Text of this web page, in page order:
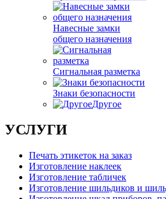
Навесные замки
общего назначения
Сигнальная разметка
Знаки безопасности
Другое
УСЛУГИ
Печать этикеток на заказ
Изготовление наклеек
Изготовление табличек
Изготовление шильдиков и